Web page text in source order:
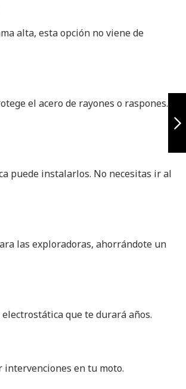
yamaha nmax 3
alta, esta opción no viene de
el acero de rayones o raspones.
puede instalarlos. No necesitas ir al
las exploradoras, ahorrándote un
que te durará años.
intervenciones en tu moto.